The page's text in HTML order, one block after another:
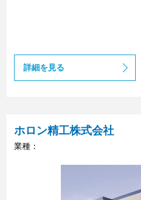
詳細を見る
ホロン精工株式会社
業種：